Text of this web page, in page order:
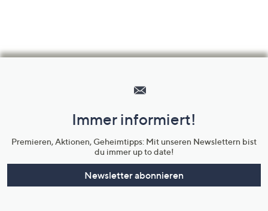
Unternehmensinformationen
Immer informiert!
Premieren, Aktionen, Geheimtipps: Mit unseren Newslettern bist
du immer up to date!
Newsletter abonnieren